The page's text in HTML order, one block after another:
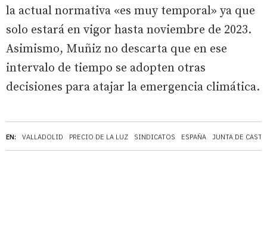
EN: VALLADOLID PRECIO DE LA LUZ SINDICATOS ESPAÑA JUNTA DE
la actual normativa «es muy temporal» ya que
solo estará en vigor hasta noviembre de 2023.
Asimismo, Muñiz no descarta que en ese
intervalo de tiempo se adopten otras
decisiones para atajar la emergencia climática.